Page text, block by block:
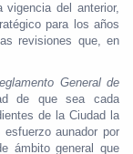
del anterior,
para los años
revisiones que, en
General de
de que sea cada
de la Ciudad la
aunador por
ámbito general que